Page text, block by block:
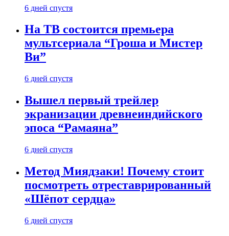
6 дней спустя
На ТВ состоится премьера
мультсериала “Гроша и Мистер
Ви”
6 дней спустя
Вышел первый трейлер
экранизации древнеиндийского
эпоса “Рамаяна”
6 дней спустя
Метод Миядзаки! Почему стоит
посмотреть отреставрированный
«Шёпот сердца»
6 дней спустя